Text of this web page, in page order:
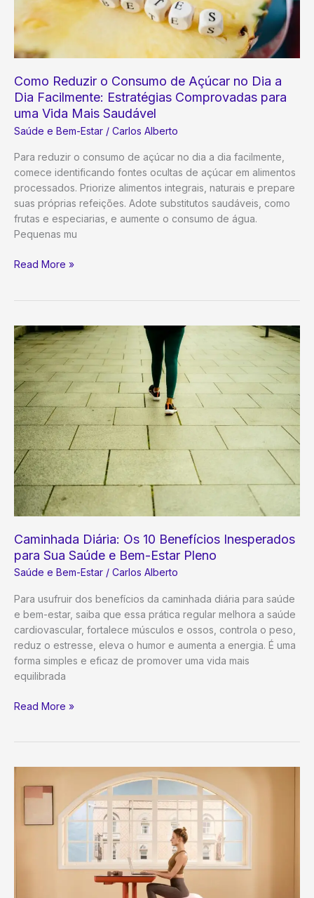
Olhos
Como Reduzir o Consumo de Açúcar no Dia a
Dia Facilmente: Estratégias Comprovadas para
uma Vida Mais Saudável
Saúde e Bem-Estar / Carlos Alberto
Para reduzir o consumo de açúcar no dia a dia facilmente,
comece identificando fontes ocultas de açúcar em alimentos
processados. Priorize alimentos integrais, naturais e prepare
suas próprias refeições. Adote substitutos saudáveis, como
frutas e especiarias, e aumente o consumo de água.
Pequenas mu
Como
de
Açúcar
no
Dia
a
Dia
Facilmente:
Estratégias
Comprovadas
para
uma
Vida
Mais
Read More »
Caminhada Diária: Os 10 Benefícios Inesperados
para Sua Saúde e Bem-Estar Pleno
Saúde e Bem-Estar / Carlos Alberto
Para usufruir dos benefícios da caminhada diária para saúde
e bem-estar, saiba que essa prática regular melhora a saúde
cardiovascular, fortalece músculos e ossos, controla o peso,
reduz o estresse, eleva o humor e aumenta a energia. É uma
forma simples e eficaz de promover uma vida mais
equilibrada
Caminhada
Benefícios
para
Sua
Saúde
Read More »